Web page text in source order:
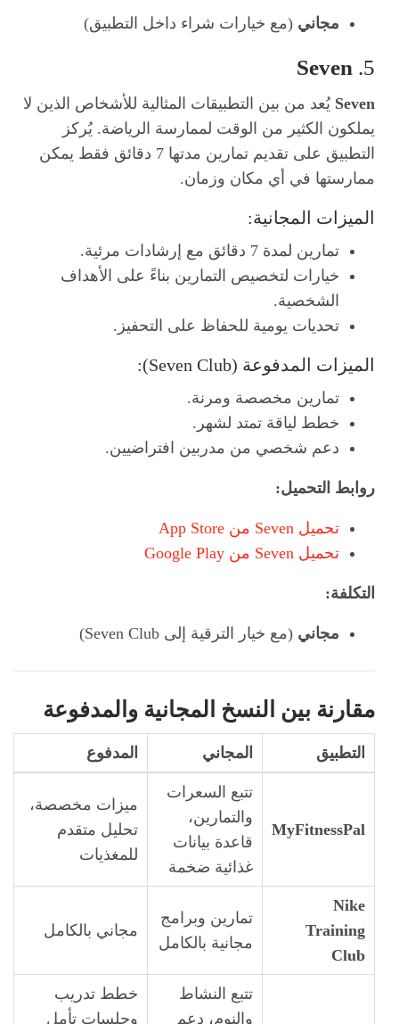
مجاني (مع خيارات شراء داخل التطبيق)
5.
Seven
Seven يُعد من بين التطبيقات المثالية للأشخاص الذين لا
يملكون الكثير من الوقت لممارسة الرياضة. يُركز
التطبيق على تقديم تمارين مدتها 7 دقائق فقط يمكن
ممارستها في أي مكان وزمان.
الميزات المجانية:
تمارين لمدة 7 دقائق مع إرشادات مرئية.
خيارات لتخصيص التمارين بناءً على الأهداف
الشخصية.
تحديات يومية للحفاظ على التحفيز.
الميزات المدفوعة (Seven Club):
تمارين مخصصة ومرنة.
خطط لياقة تمتد لشهر.
دعم شخصي من مدربين افتراضيين.
روابط التحميل:
تحميل Seven من App Store
تحميل Seven من Google Play
التكلفة:
مجاني (مع خيار الترقية إلى Seven Club)
مقارنة بين النسخ المجانية والمدفوعة
التطبيق المجاني المدفوع
MyFitnessPal
تتبع السعرات
والتمارين،
قاعدة بيانات
غذائية ضخمة
ميزات مخصصة،
تحليل متقدم
للمغذيات
Nike
Training
Club
تمارين وبرامج
مجانية بالكامل
مجاني بالكامل
تتبع النشاط
والنوم، دعم
خطط تدريب
وجلسات تأمل